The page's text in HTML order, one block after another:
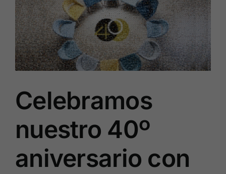
Celebramos
nuestro 40º
aniversario con